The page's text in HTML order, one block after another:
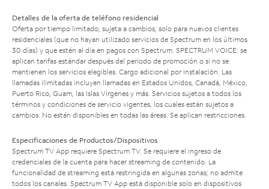
Detalles de la oferta de teléfono residencial
Oferta por tiempo limitado; sujeta a cambios; solo para nuevos clientes
residenciales (que no hayan utilizado servicios de Spectrum en los últimos
30 días) y que estén al día en pagos con Spectrum. SPECTRUM VOICE: se
aplican tarifas estándar después del período de promoción o si no se
mantienen los servicios elegibles. Cargo adicional por instalación. Las
llamadas ilimitadas incluyen llamadas en Estados Unidos, Canadá, México,
Puerto Rico, Guam, las Islas Vírgenes y más. Servicios sujetos a todos los
términos y condiciones de servicio vigentes, los cuales están sujetos a
cambios. No están disponibles en todas las áreas. Se aplican restricciones.
Especificaciones de Productos/Dispositivos
Spectrum TV App requiere Spectrum TV. Se requiere el ingreso de
credenciales de la cuenta para hacer streaming de contenido. La
funcionalidad de streaming está restringida en algunas zonas; no admite
todos los canales. Spectrum TV App está disponible solo en dispositivos